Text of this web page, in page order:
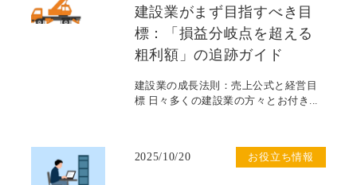
建設業がまず目指すべき目
標：「損益分岐点を超える
粗利額」の追跡ガイド
建設業の成長法則：売上公式と経営目
標 日々多くの建設業の方々とお付き...
お役立ち情報
2025/10/20